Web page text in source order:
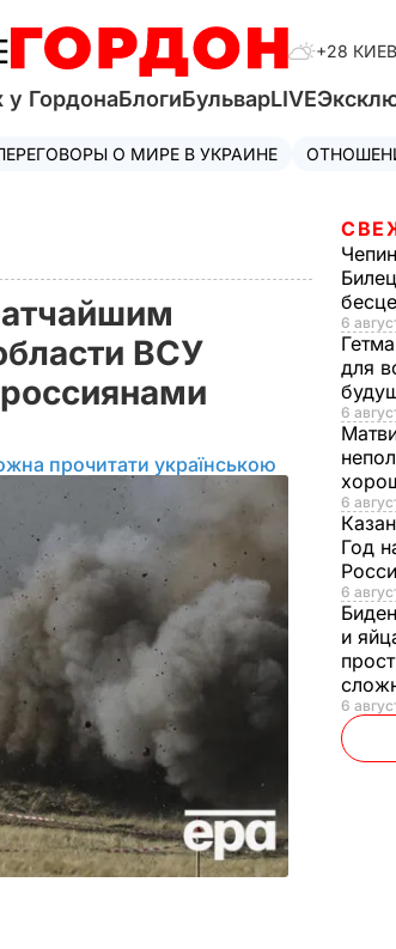
+28 КИЕВ
у ГордонаБлогиБульварLIVE
О МИРЕ В УКРАИНЕ
ВСУ
прочитати українською
6
для
6
6
Год
6
и
6